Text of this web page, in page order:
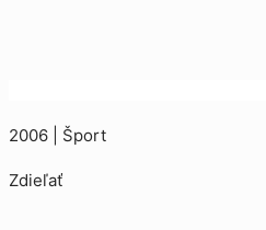
2006 | Šport
Zdieľať